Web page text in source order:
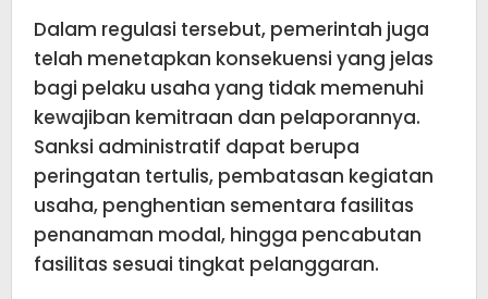
Dalam regulasi tersebut, pemerintah juga
telah menetapkan konsekuensi yang jelas
bagi pelaku usaha yang tidak memenuhi
kewajiban kemitraan dan pelaporannya.
Sanksi administratif dapat berupa
peringatan tertulis, pembatasan kegiatan
usaha, penghentian sementara fasilitas
penanaman modal, hingga pencabutan
fasilitas sesuai tingkat pelanggaran.